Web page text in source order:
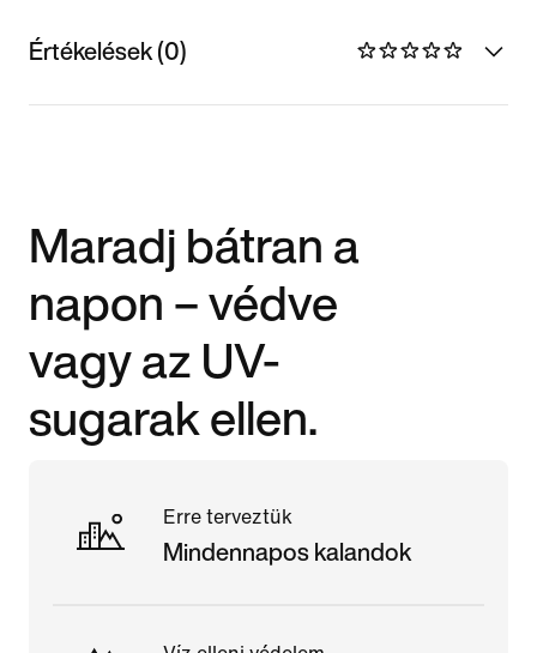
Értékelések (0)
Maradj bátran a
napon – védve
vagy az UV-
sugarak ellen.
Erre terveztük
Mindennapos kalandok